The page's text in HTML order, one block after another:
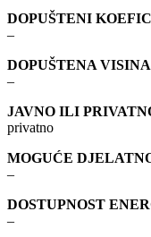
DOPUŠTENI
–
DOPUŠTENA
–
JAVNO ILI
privatno
MOGUĆE
–
DOSTUPNOST
–